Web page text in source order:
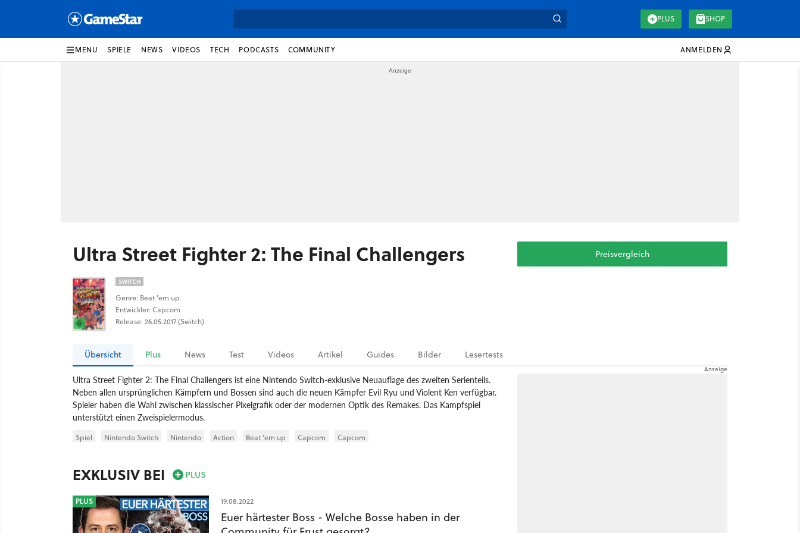
PLUS SHOP
MENU SPIELE NEWS VIDEOS TECH PODCASTS COMMUNITY ANMELDEN
Ultra Street Fighter 2: The Final Challengers
SWITCH
Genre: Beat ’em up
Entwickler: Capcom
Release: 26.05.2017 (Switch)
Preisvergleich
Übersicht Plus News Test Videos Artikel Guides Bilder Lesertests
Ultra Street Fighter 2: The Final Challengers ist eine Nintendo Switch-exklusive Neuauflage des zweiten Serienteils.
Neben allen ursprünglichen Kämpfern und Bossen sind auch die neuen Kämpfer Evil Ryu und Violent Ken verfügbar.
Spieler haben die Wahl zwischen klassischer Pixelgrafik oder der modernen Optik des Remakes. Das Kampfspiel
unterstützt einen Zweispielermodus.
Spiel Nintendo Switch Nintendo Action Beat ’em up Capcom
Capcom
EXKLUSIV BEI
PLUS 19.08.2022
Euer härtester Boss - Welche Bosse haben in der